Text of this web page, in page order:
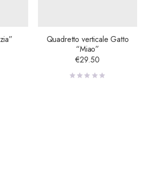
Quadretto verticale Gatto
“Miao”
€29.50